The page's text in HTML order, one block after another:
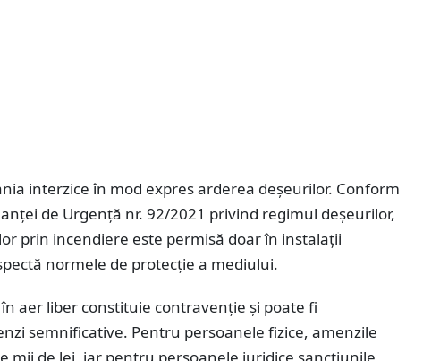
interzice în mod expres arderea deșeurilor. Conform
de Urgență nr. 92/2021 privind regimul deșeurilor,
prin incendiere este permisă doar în instalații
normele de protecție a mediului.
aer liber constituie contravenție și poate fi
semnificative. Pentru persoanele fizice, amenzile